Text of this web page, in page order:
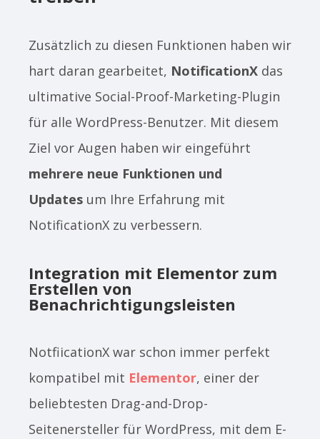
Zusätzlich zu diesen Funktionen haben wir
hart daran gearbeitet, NotificationX das
ultimative Social-Proof-Marketing-Plugin
für alle WordPress-Benutzer. Mit diesem
Ziel vor Augen haben wir eingeführt
mehrere neue Funktionen und
Updates um Ihre Erfahrung mit
NotificationX zu verbessern.
Integration mit Elementor zum
Erstellen von
Benachrichtigungsleisten
NotfiicationX war schon immer perfekt
kompatibel mit Elementor, einer der
beliebtesten Drag-and-Drop-
Seitenersteller für WordPress, mit dem E-